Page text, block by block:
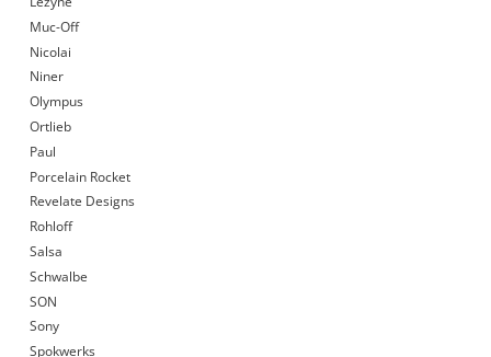
Muc-Off
Nicolai
Niner
Olympus
Ortlieb
Paul
Porcelain Rocket
Revelate Designs
Rohloff
Salsa
Schwalbe
SON
Sony
Spokwerks